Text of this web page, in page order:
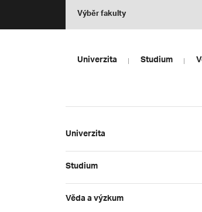
Výběr fakulty
Univerzita Studium
Univerzita
Studium
Věda a výzkum